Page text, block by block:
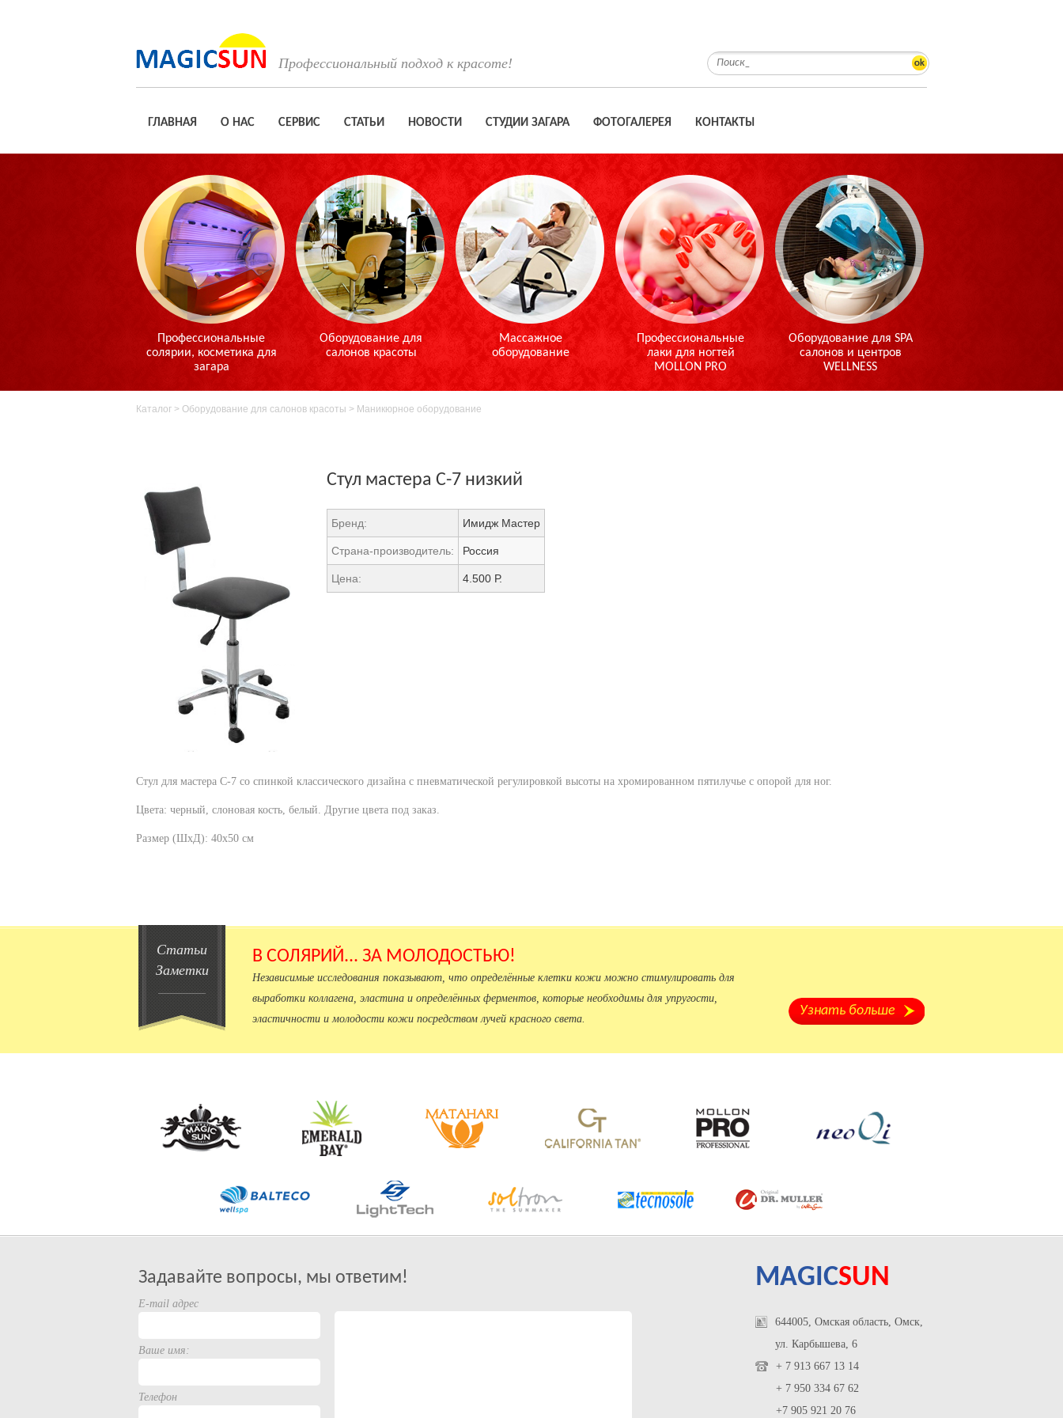
Профессиональный подход к красоте! ok
ГЛАВНАЯ О НАС СЕРВИС СТАТЬИ НОВОСТИ СТУДИИ ЗАГАРА ФОТОГАЛЕРЕЯ КОНТАКТЫ
Профессиональные
солярии, косметика для
загара
Оборудование для
салонов красоты
Массажное
оборудование
Профессиональные
лаки для ногтей
MOLLON PRO
Оборудование для SPA
салонов и центров
WELLNESS
Каталог > Оборудование для салонов красоты > Маникюрное оборудование
Стул мастера С-7 низкий
Бренд: Имидж Мастер
Страна-производитель: Россия
Цена: 4.500 Р.
Стул для мастера С-7 со спинкой классического дизайна с пневматической регулировкой высоты на хромированном пятилучье с опорой для ног.
Цвета: черный, слоновая кость, белый. Другие цвета под заказ.
Размер (ШхД): 40х50 см
Статьи
Заметки
В СОЛЯРИЙ... ЗА МОЛОДОСТЬЮ!
Независимые исследования показывают, что определённые клетки кожи можно стимулировать для
выработки коллагена, эластина и определённых ферментов, которые необходимы для упругости,
эластичности и молодости кожи посредством лучей красного света.
Узнать больше
Задавайте вопросы, мы ответим!
E-mail адрес
Ваше имя:
Телефон
MAGICSUN
644005, Омская область, Омск,
ул. Карбышева, 6
+ 7 913 667 13 14
+ 7 950 334 67 62
+7 905 921 20 76